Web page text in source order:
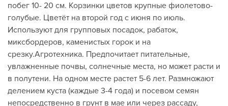
побег 10- 20 см. Корзинки цветов крупные фиолетово-
голубые. Цветёт на второй год с июня по июль.
Используют для групповых посадок, рабаток,
миксбордеров, каменистых горок и на
срезку.Агротехника. Предпочитает питательные,
увлажненные почвы, солнечные места, но может расти и
в полутени. На одном месте растет 5-6 лет. Размножают
делением куста (каждые 3-4 года) и посевом семян
непосредственно в грунт в мае или через рассаду,